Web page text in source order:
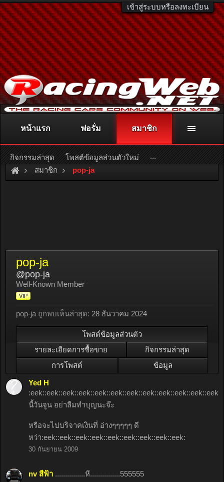
เข้าสู่ระบบหรือลงทะเบียน
ติดต่อลงโฆษณา racingweb@gmail.comหรือโทร. 081-811-1138
หรืออ่านรายละเอียดเพิ่มเติม คลิกที่นี่
สมาชิก pop-ja
pop-ja
@pop-ja
Well-Known Member
VIP
pop-ja ถูกพบเห็นล่าสุด: 28 ธันวาคม 2024
โพสต์ข้อมูลส่วนตัว
รายละเอียดการซื้อขาย
กิจกรรมล่าสุด
การโพสต์
ข้อมูล
Yed H
:eek::eek::eek::eek::eek::eek::eek::eek::eek::eek::eek::eek:
นี้วันจูน อย่าลืมทำบุญนะจ๊ะ
หรือจะไปบริจาคเงินที่ อ่างๆๆๆๆๆ ดี
หว่า:eek::eek::eek::eek::eek::eek::eek::eek::eek:
30 กันยายน 2009
nv สีฟ้า ...............หี...............555555
หน้าแรก ฟอรั่ม สมาชิก
กิจกรรมล่าสุด โพสต์ข้อมูลส่วนตัวใหม่ ...